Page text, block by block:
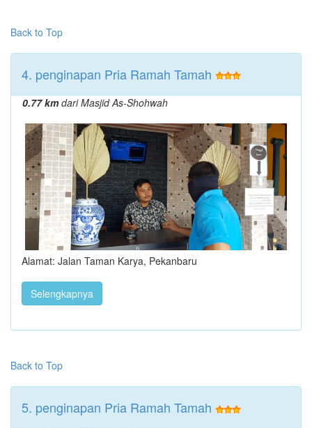
Back to Top
4. penginapan Pria Ramah Tamah
0.77 kmdari Masjid As-Shohwah
Alamat: Jalan Taman Karya, Pekanbaru
Selengkapnya
Back to Top
5. penginapan Pria Ramah Tamah